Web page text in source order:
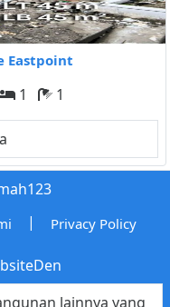
Eastpoint
1 1
| Privacy Policy
lainnya yang